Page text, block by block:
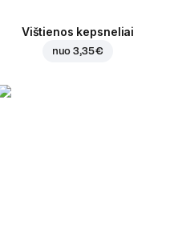
Vištienos kepsneliai
nuo3,35 €